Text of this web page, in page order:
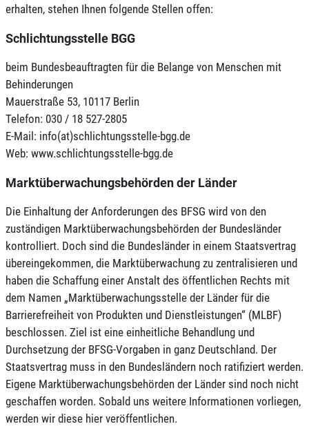
erhalten, stehen Ihnen folgende Stellen offen:
Schlichtungsstelle BGG
beim Bundesbeauftragten für die Belange von Menschen mit
Behinderungen
Mauerstraße 53, 10117 Berlin
Telefon: 030 / 18 527-2805
E-Mail: info(at)schlichtungsstelle-bgg.de
Web: www.schlichtungsstelle-bgg.de
Marktüberwachungsbehörden der Länder
Die Einhaltung der Anforderungen des BFSG wird von den
zuständigen Marktüberwachungsbehörden der Bundesländer
kontrolliert. Doch sind die Bundesländer in einem Staatsvertrag
übereingekommen, die Marktüberwachung zu zentralisieren und
haben die Schaffung einer Anstalt des öffentlichen Rechts mit
dem Namen „Marktüberwachungsstelle der Länder für die
Barrierefreiheit von Produkten und Dienstleistungen“ (MLBF)
beschlossen. Ziel ist eine einheitliche Behandlung und
Durchsetzung der BFSG-Vorgaben in ganz Deutschland. Der
Staatsvertrag muss in den Bundesländern noch ratifiziert werden.
Eigene Marktüberwachungsbehörden der Länder sind noch nicht
geschaffen worden. Sobald uns weitere Informationen vorliegen,
werden wir diese hier veröffentlichen.